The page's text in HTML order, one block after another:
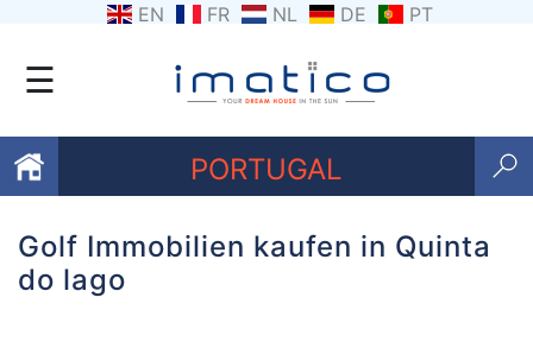
EN FR NL DE PT
☰
PORTUGAL
Favoriten
Golf Immobilien kaufen in Quinta
do lago